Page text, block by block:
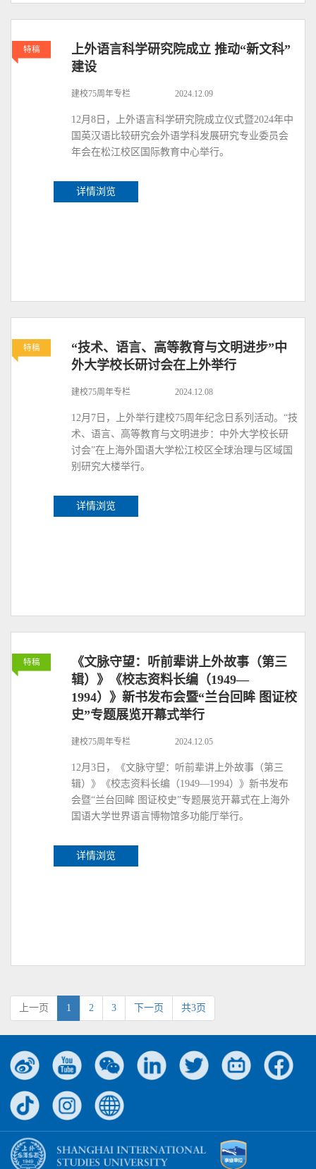
特稿
上外语言科学研究院成立 推动“新文科”
建设
建校75周年专栏 2024.12.09
12月8日，上外语言科学研究院成立仪式暨2024年中
国英汉语比较研究会外语学科发展研究专业委员会
年会在松江校区国际教育中心举行。
详情浏览
特稿
“技术、语言、高等教育与文明进步”中
外大学校长研讨会在上外举行
建校75周年专栏 2024.12.08
12月7日，上外举行建校75周年纪念日系列活动。“技
术、语言、高等教育与文明进步：中外大学校长研
讨会”在上海外国语大学松江校区全球治理与区域国
别研究大楼举行。
详情浏览
特稿
《文脉守望：听前辈讲上外故事（第三
辑）》《校志资料长编（1949—
1994）》新书发布会暨“兰台回眸 图证校
史”专题展览开幕式举行
建校75周年专栏 2024.12.05
12月3日，《文脉守望：听前辈讲上外故事（第三
辑）》《校志资料长编（1949—1994）》新书发布
会暨“兰台回眸 图证校史”专题展览开幕式在上海外
国语大学世界语言博物馆多功能厅举行。
详情浏览
上一页 1 2 3 下一页 共3页